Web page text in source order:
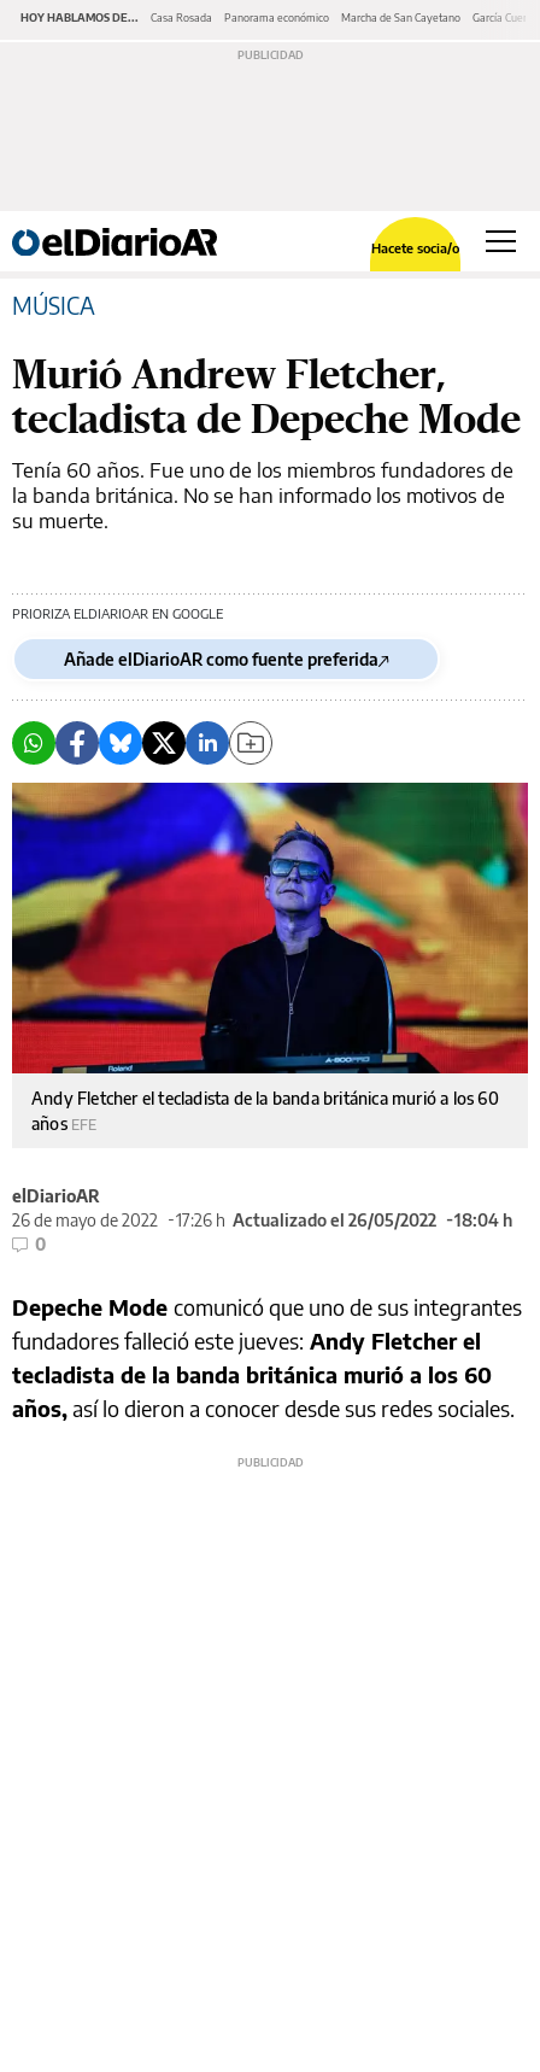
HOY HABLAMOS DE... Casa Rosada Panorama económico Marcha de San Cayetano García Cuerva
Hacete socia/o
MÚSICA
Murió Andrew Fletcher,
tecladista de Depeche Mode
Tenía 60 años. Fue uno de los miembros fundadores de
la banda británica. No se han informado los motivos de
su muerte.
PRIORIZA ELDIARIOAR EN GOOGLE
Añade elDiarioAR como fuente preferida
Andy Fletcher el tecladista de la banda británica murió a los 60
años EFE
elDiarioAR
26 de mayo de 2022
17:26 h Actualizado el 26/05/2022
18:04 h
0
Depeche Mode comunicó que uno de sus integrantes
fundadores falleció este jueves: Andy Fletcher el
tecladista de la banda británica murió a los 60
años,así lo dieron a conocer desde sus redes sociales.